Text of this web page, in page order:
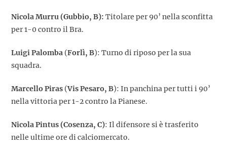
Nicola Murru (Gubbio, B): Titolare per 90’ nella sconfitta
per 1-0 contro il Bra.
Luigi Palomba (Forlì, B): Turno di riposo per la sua
squadra.
Marcello Piras (Vis Pesaro, B): In panchina per tutti i 90’
nella vittoria per 1-2 contro la Pianese.
Nicola Pintus (Cosenza, C): Il difensore si è trasferito
nelle ultime ore di calciomercato.